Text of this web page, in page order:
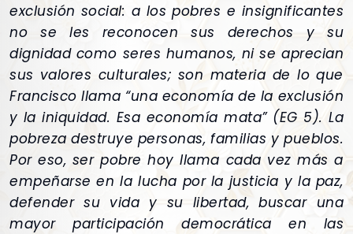
exclusión social: a los pobres e insignificantes
no se les reconocen sus derechos y su
dignidad como seres humanos, ni se aprecian
sus valores culturales; son materia de lo que
Francisco llama “una economía de la exclusión
y la iniquidad. Esa economía mata” (EG 5). La
pobreza destruye personas, familias y pueblos.
Por eso, ser pobre hoy llama cada vez más a
empeñarse en la lucha por la justicia y la paz,
defender su vida y su libertad, buscar una
mayor participación democrática en las